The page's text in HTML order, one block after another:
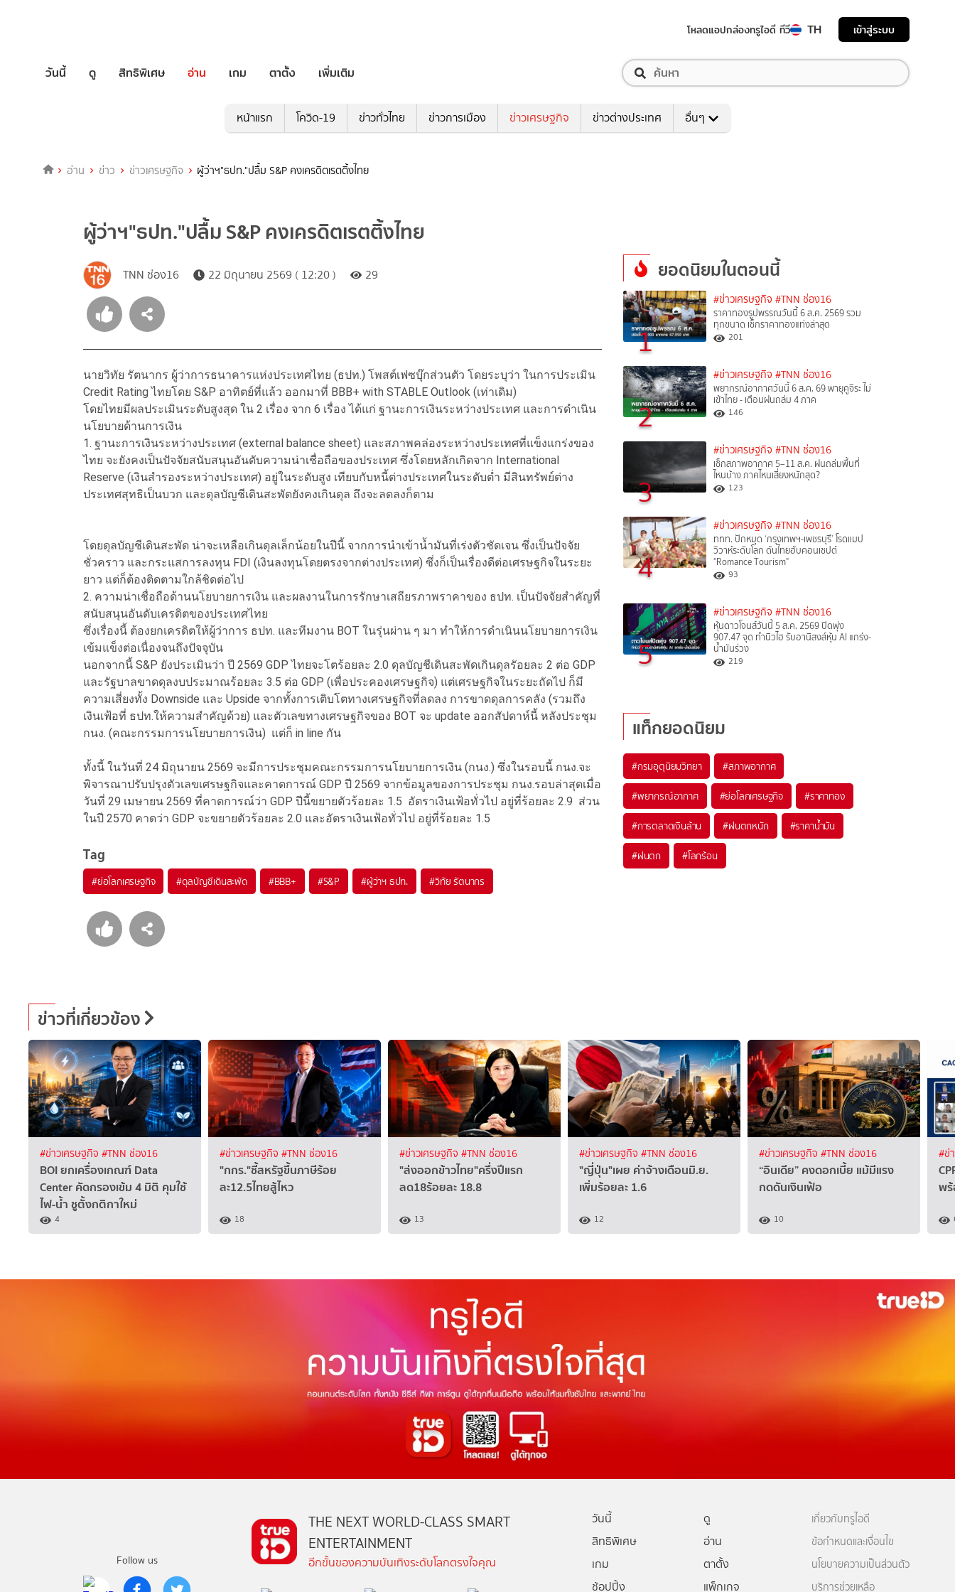
โหลดแอปกล่องทรูไอดี ทีวี TH เข้าสู่ระบบ
วันนี้ ดู สิทธิพิเศษ อ่าน เกม ตาตั้ง เพิ่มเติม
หน้าแรก โควิด-19 ข่าวทั่วไทย ข่าวการเมือง ข่าวเศรษฐกิจ ข่าวต่างประเทศ อื่นๆ
อ่าน ข่าว ข่าวเศรษฐกิจ ผู้ว่าฯ"ธปท."ปลื้ม S&P คงเครดิตเรตติ้งไทย
ผู้ว่าฯ"ธปท."ปลื้ม S&P คงเครดิตเรตติ้งไทย
TNN ช่อง16 22 มิถุนายน 2569 ( 12:20 ) 29
นายวิทัย รัตนากร ผู้ว่าการธนาคารแห่งประเทศไทย (ธปท.) โพสต์เฟซบุ๊กส่วนตัว โดยระบุว่า ในการประเมิน
Credit Rating ไทยโดย S&P อาทิตย์ที่แล้ว ออกมาที่ BBB+ with STABLE Outlook (เท่าเดิม)
โดยไทยมีผลประเมินระดับสูงสุด ใน 2 เรื่อง จาก 6 เรื่อง ได้แก่ ฐานะการเงินระหว่างประเทศ และการดำเนิน
นโยบายด้านการเงิน
1. ฐานะการเงินระหว่างประเทศ (external balance sheet) และสภาพคล่องระหว่างประเทศที่แข็งแกร่งของ
ไทย จะยังคงเป็นปัจจัยสนับสนุนอันดับความน่าเชื่อถือของประเทศ ซึ่งโดยหลักเกิดจาก International
Reserve (เงินสำรองระหว่างประเทศ) อยู่ในระดับสูง เทียบกับหนี้ต่างประเทศในระดับต่ำ มีสินทรัพย์ต่าง
ประเทศสุทธิเป็นบวก และดุลบัญชีเดินสะพัดยังคงเกินดุล ถึงจะลดลงก็ตาม
โดยดุลบัญชีเดินสะพัด น่าจะเหลือเกินดุลเล็กน้อยในปีนี้ จากการนำเข้าน้ำมันที่เร่งตัวชัดเจน ซึ่งเป็นปัจจัย
ชั่วคราว และกระแสการลงทุน FDI (เงินลงทุนโดยตรงจากต่างประเทศ) ซึ่งก็เป็นเรื่องดีต่อเศรษฐกิจในระยะ
ยาว แต่ก็ต้องติดตามใกล้ชิดต่อไป
2. ความน่าเชื่อถือด้านนโยบายการเงิน และผลงานในการรักษาเสถียรภาพราคาของ ธปท. เป็นปัจจัยสำคัญที่
สนับสนุนอันดับเครดิตของประเทศไทย
ซึ่งเรื่องนี้ ต้องยกเครดิตให้ผู้ว่าการ ธปท. และทีมงาน BOT ในรุ่นผ่าน ๆ มา ทำให้การดำเนินนโยบายการเงิน
เข้มแข็งต่อเนื่องจนถึงปัจจุบัน
นอกจากนี้ S&P ยังประเมินว่า ปี 2569 GDP ไทยจะโตร้อยละ 2.0 ดุลบัญชีเดินสะพัดเกินดุลรัอยละ 2 ต่อ GDP
และรัฐบาลขาดดุลงบประมาณร้อยละ 3.5 ต่อ GDP (เพื่อประคองเศรษฐกิจ) แต่เศรษฐกิจในระยะถัดไป ก็มี
ความเสี่ยงทั้ง Downside และ Upside จากทั้งการเติบโตทางเศรษฐกิจที่ลดลง การขาดดุลการคลัง (รวมถึง
เงินเฟ้อที่ ธปท.ให้ความสำคัญด้วย) และตัวเลขทางเศรษฐกิจของ BOT จะ update ออกสัปดาห์นี้ หลังประชุม
กนง. (คณะกรรมการนโยบายการเงิน) แต่ก็ in line กัน
ทั้งนี้ ในวันที่ 24 มิถุนายน 2569 จะมีการประชุมคณะกรรมการนโยบายการเงิน (กนง.) ซึ่งในรอบนี้ กนง.จะ
พิจารณาปรับปรุงตัวเลขเศรษฐกิจและคาดการณ์ GDP ปี 2569 จากข้อมูลของการประชุม กนง.รอบล่าสุดเมื่อ
วันที่ 29 เมษายน 2569 ที่คาดการณ์ว่า GDP ปีนี้ขยายตัวร้อยละ 1.5 อัตราเงินเฟ้อทั่วไป อยู่ที่ร้อยละ 2.9 ส่วน
ในปี 2570 คาดว่า GDP จะขยายตัวร้อยละ 2.0 และอัตราเงินเฟ้อทั่วไป อยู่ที่ร้อยละ 1.5
Tag
#ย่อโลกเศรษฐกิจ #ดุลบัญชีเดินสะพัด #BBB+ #S&P #ผู้ว่าฯ ธปท. #วิทัย รัตนากร
ยอดนิยมในตอนนี้
1
#ข่าวเศรษฐกิจ #TNN ช่อง16
ราคาทองรูปพรรณวันนี้ 6 ส.ค. 2569 รวม
ทุกขนาด เช็กราคาทองแท่งล่าสุด
201
2
#ข่าวเศรษฐกิจ #TNN ช่อง16
พยากรณ์อากาศวันนี้ 6 ส.ค. 69 พายุคูจิระ ไม่
เข้าไทย - เตือนฝนถล่ม 4 ภาค
146
3
#ข่าวเศรษฐกิจ #TNN ช่อง16
เช็กสภาพอากาศ 5–11 ส.ค. ฝนถล่มพื้นที่
ไหนบ้าง ภาคไหนเสี่ยงหนักสุด?
123
4
#ข่าวเศรษฐกิจ #TNN ช่อง16
ททท. ปักหมุด ‘กรุงเทพฯ-เพชรบุรี’ โรดแมป
วิวาห์ระดับโลก ดันไทยฮับคอนเซปต์
"Romance Tourism"
93
5
#ข่าวเศรษฐกิจ #TNN ช่อง16
หุ้นดาวโจนส์วันนี้ 5 ส.ค. 2569 ปิดพุ่ง
907.47 จุด ทำนิวไฮ รับอานิสงส์หุ้น AI แกร่ง-
น้ำมันร่วง
219
แท็กยอดนิยม
#กรมอุตุนิยมวิทยา #สภาพอากาศ
#พยากรณ์อากาศ #ย่อโลกเศรษฐกิจ #ราคาทอง
#การตลาดเงินล้าน #ฝนตกหนัก #ราคาน้ำมัน
#ฝนตก #โลกร้อน
ข่าวที่เกี่ยวข้อง
#ข่าวเศรษฐกิจ #TNN ช่อง16
BOI ยกเครื่องเกณฑ์ Data
Center คัดกรองเข้ม 4 มิติ คุมใช้
ไฟ-น้ำ ชูตั้งกติกาใหม่
4
#ข่าวเศรษฐกิจ #TNN ช่อง16
"กกร."ชี้สหรัฐขึ้นภาษีร้อย
ละ12.5ไทยสู้ไหว
18
#ข่าวเศรษฐกิจ #TNN ช่อง16
"ส่งออกข้าวไทย"ครึ่งปีแรก
ลด18ร้อยละ 18.8
13
#ข่าวเศรษฐกิจ #TNN ช่อง16
"ญี่ปุ่น"เผย ค่าจ้างเดือนมิ.ย.
เพิ่มร้อยละ 1.6
12
#ข่าวเศรษฐกิจ #TNN ช่อง16
“อินเดีย” คงดอกเบี้ย แม้มีแรง
กดดันเงินเฟ้อ
10
#ข่
พร้
Follow us
THE NEXT WORLD-CLASS SMART
ENTERTAINMENT
อีกขั้นของความบันเทิงระดับโลกตรงใจคุณ
วันนี้
ดู
สิทธิพิเศษ
อ่าน
เกม
ตาตั้ง
ช้อปปิ้ง
แพ็กเกจ
เกี่ยวกับทรูไอดี
ข้อกำหนดและเงื่อนไข
นโยบายความเป็นส่วนตัว
บริการช่วยเหลือ